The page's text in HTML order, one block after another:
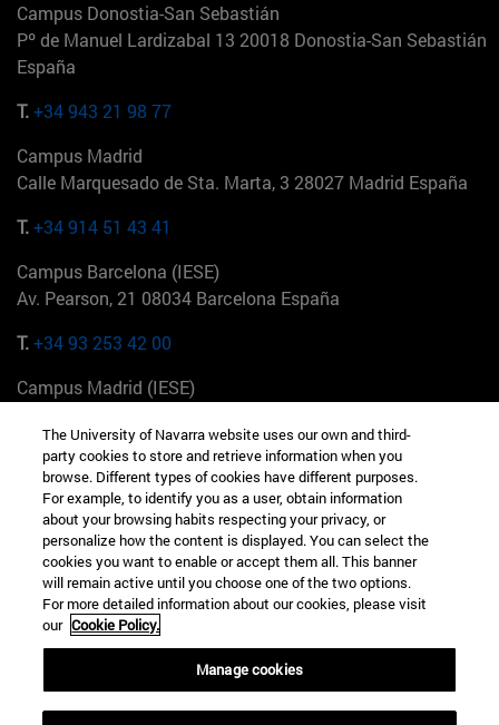
Campus Donostia-San Sebastián
Pº de Manuel Lardizabal 13 20018 Donostia-San Sebastián
España
T.+34 943 21 98 77
Campus Madrid
Calle Marquesado de Sta. Marta, 3 28027 Madrid España
T.+34 914 51 43 41
Campus Barcelona (IESE)
Av. Pearson, 21 08034 Barcelona España
T.+34 93 253 42 00
Campus Madrid (IESE)
+34 912 11 30 00
Campus Nueva York (IESE)
165 W 57th St 10019-2201 Nueva York EE.UU
+1 646 346 8850
Campus Munich (IESE)
Maria-Theresia-Straße 15 81675 Múnich Alemania
+49 89 24209790
The University of Navarra website uses our own and third-
party cookies to store and retrieve information when you
browse. Different types of cookies have different purposes.
For example, to identify you as a user, obtain information
about your browsing habits respecting your privacy, or
personalize how the content is displayed. You can select the
cookies you want to enable or accept them all. This banner
will remain active until you choose one of the two options.
For more detailed information about our cookies, please visit
our Cookie Policy.
Manage cookies